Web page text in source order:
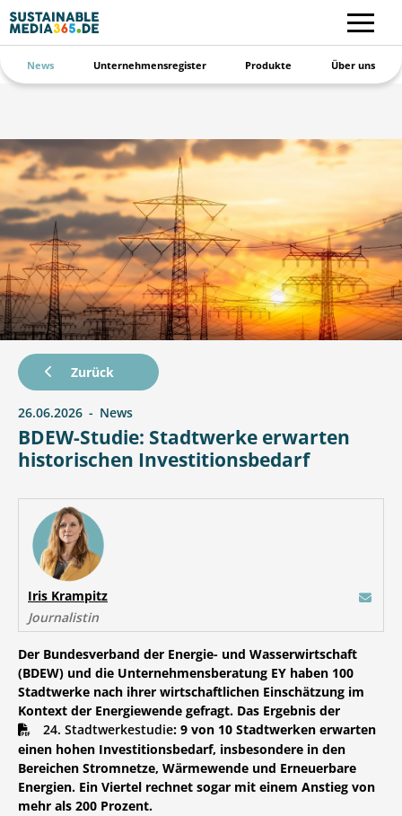
News Unternehmensregister Produkte Über uns
BDEW-Studie: Stadtwerke erwarten
historischen Investitionsbedarf
Zurück
26.06.2026 News
Iris Krampitz
E-mail
Journalistin
Der Bundesverband der Energie- und Wasserwirtschaft
(BDEW) und die Unternehmensberatung EY haben 100
Stadtwerke nach ihrer wirtschaftlichen Einschätzung im
Kontext der Energiewende gefragt. Das Ergebnis der
24. Stadtwerkestudie: 9 von 10 Stadtwerken erwarten
einen hohen Investitionsbedarf, insbesondere in den
Bereichen Stromnetze, Wärmewende und Erneuerbare
Energien. Ein Viertel rechnet sogar mit einem Anstieg von
mehr als 200 Prozent.